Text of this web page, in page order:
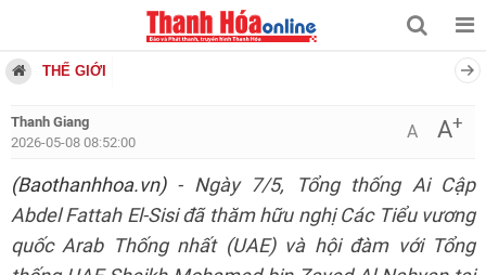
THẾ GIỚI
Thanh Giang
2026-05-08 08:52:00
A A+
(Baothanhhoa.vn)- Ngày 7/5, Tổng thống Ai Cập
Abdel Fattah El-Sisi đã thăm hữu nghị Các Tiểu vương
quốc Arab Thống nhất (UAE) và hội đàm với Tổng